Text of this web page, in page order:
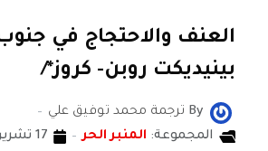
العنف والاحتجاج في
بينيديكت روبن- كروز*/
By ترجمة محمد توفيق علي
المجموعة: المنبر الحر
17 تشرين1/أكتوير 2020